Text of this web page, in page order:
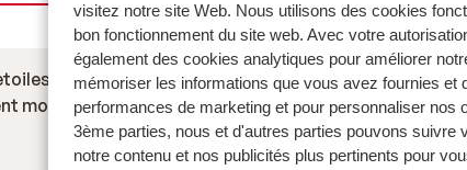
visitez notre site Web. Nous utilisons des cookies
bon fonctionnement du site web. Avec votre
également des cookies analytiques pour améliorer
mémoriser les informations que vous avez fournies
performances de marketing et pour personnaliser nos
3ème parties, nous et d'autres parties pouvons suivre
notre contenu et nos publicités plus pertinents pour
moderne
arrivée tardive
livraison de pain
parking
points de charge de la